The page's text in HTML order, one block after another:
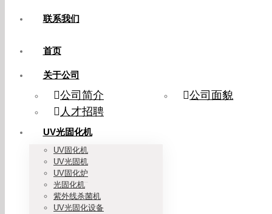
联系我们
首页
关于公司
公司简介
公司面貌
人才招聘
UV光固化机
UV固化机
UV光固机
UV固化炉
光固化机
紫外线杀菌机
UV光固化设备